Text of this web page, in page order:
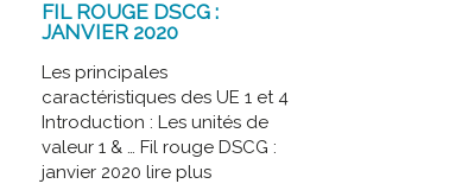
FIL ROUGE DSCG :
JANVIER 2020
Les principales
caractéristiques des UE 1 et 4
Introduction : Les unités de
valeur 1 & … Fil rouge DSCG :
janvier 2020 lire plus